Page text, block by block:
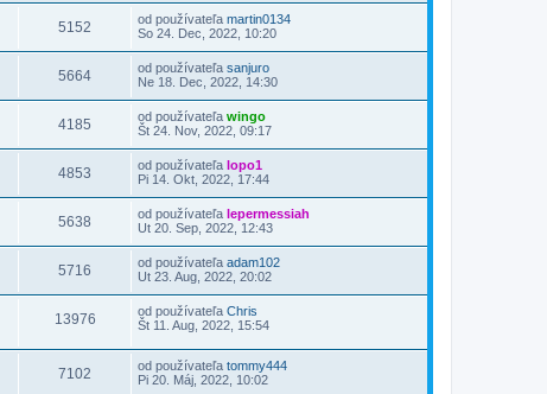
5152 od používateľa martin0134
So 24. Dec, 2022, 10:20
5664 od používateľa sanjuro
Ne 18. Dec, 2022, 14:30
4185 od používateľa wingo
Št 24. Nov, 2022, 09:17
4853 od používateľa lopo1
Pi 14. Okt, 2022, 17:44
5638 od používateľa lepermessiah
Ut 20. Sep, 2022, 12:43
5716 od používateľa adam102
Ut 23. Aug, 2022, 20:02
13976 od používateľa Chris
Št 11. Aug, 2022, 15:54
7102 od používateľa tommy444
Pi 20. Máj, 2022, 10:02